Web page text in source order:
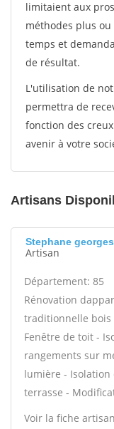
limitaient aux
méthodes plus
temps et
de résultat.
L'utilisation de
permettra de
fonction des
avenir à votre
Artisans
Stephane
Artisan
Département: 85
Rénovation
traditionnelle bois
Fenêtre de toit -
rangements sur
lumière - Isolation
terrasse -
Voir la fiche